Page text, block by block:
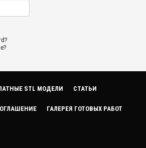
STL МОДЕЛИ СТАТЬИ
ГАЛЕРЕЯ ГОТОВЫХ РАБОТ